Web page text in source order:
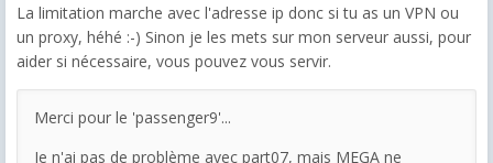
La limitation marche avec l'adresse ip donc si tu as un VPN ou
un proxy, héhé :-) Sinon je les mets sur mon serveur aussi, pour
aider si nécessaire, vous pouvez vous servir.
Merci pour le 'passenger9'...
Je n'ai pas de problème avec part07, mais MEGA ne